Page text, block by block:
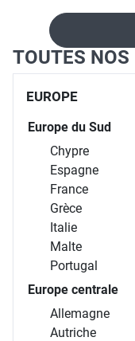
TOUTES NOS
EUROPE
Europe du Sud
Chypre
Espagne
France
Grèce
Italie
Malte
Portugal
Europe centrale
Allemagne
Autriche